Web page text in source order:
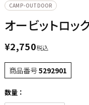
CAMP-OUTDOOR
オービットロッ
¥2,750税込
商品番号5292901